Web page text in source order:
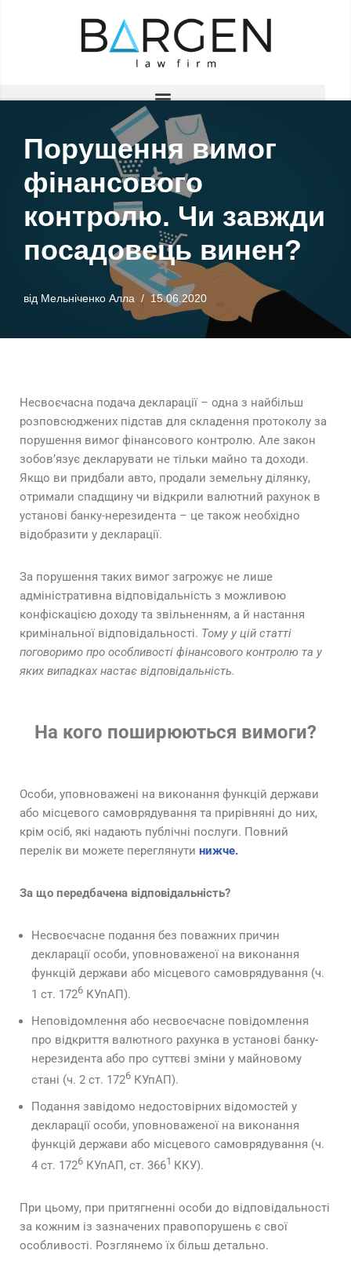
Порушення вимог
фінансового
контролю. Чи завжди
посадовець винен?
від Мельніченко Алла 15.06.2020
Несвоєчасна подача декларації – одна з найбільш
розповсюджених підстав для складення протоколу за
порушення вимог фінансового контролю. Але закон
зобов’язує декларувати не тільки майно та доходи.
Якщо ви придбали авто, продали земельну ділянку,
отримали спадщину чи відкрили валютний рахунок в
установі банку-нерезидента – це також необхідно
відобразити у декларації.
За порушення таких вимог загрожує не лише
адміністративна відповідальність з можливою
конфіскацією доходу та звільненням, а й настання
кримінальної відповідальності. Тому у цій статті
поговоримо про особливості фінансового контролю та у
яких випадках настає відповідальність.
На кого поширюються вимоги?
Особи, уповноважені на виконання функцій держави
або місцевого самоврядування та прирівняні до них,
крім осіб, які надають публічні послуги. Повний
перелік ви можете переглянути нижче.
За що передбачена відповідальність?
Несвоєчасне подання без поважних причин
декларації особи, уповноваженої на виконання
функцій держави або місцевого самоврядування (ч.
1 ст. 1726 КУпАП).
Неповідомлення або несвоєчасне повідомлення
про відкриття валютного рахунка в установі банку-
нерезидента або про суттєві зміни у майновому
стані (ч. 2 ст. 1726 КУпАП).
Подання завідомо недостовірних відомостей у
декларації особи, уповноваженої на виконання
функцій держави або місцевого самоврядування (ч.
4 ст. 1726 КУпАП, ст. 3661 ККУ).
При цьому, при притягненні особи до відповідальності
за кожним із зазначених правопорушень є свої
особливості. Розглянемо їх більш детально.